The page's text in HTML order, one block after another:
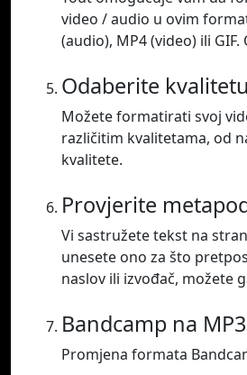
video / audio u ovim
(audio), MP4 (video) ili
Odaberite kvalitetu
Možete formatirati svoj
različitim kvalitetama, od
kvalitete.
Provjerite
Vi sastružete tekst na
unesete ono za što
naslov ili izvođač, možete
Bandcamp na MP3
Promjena formata